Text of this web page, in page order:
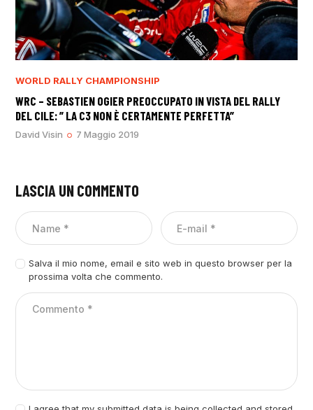
WORLD RALLY CHAMPIONSHIP
WRC – SEBASTIEN OGIER PREOCCUPATO IN VISTA DEL RALLY
DEL CILE: ” LA C3 NON È CERTAMENTE PERFETTA”
David Visin 7 Maggio 2019
LASCIA UN COMMENTO
Salva il mio nome, email e sito web in questo browser per la
prossima volta che commento.